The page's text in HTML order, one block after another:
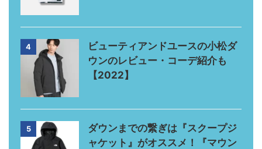
4
ビューティアンドユースの小松ダ
ウンのレビュー・コーデ紹介も
【2022】
5
ダウンまでの繋ぎは『スクープジ
ャケット』がオススメ！『マウン